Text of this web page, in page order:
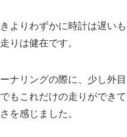
よりわずかに時計は遅い
りは健在です。
ナリングの際に、少し外
もこれだけの走りができ
を感じました。